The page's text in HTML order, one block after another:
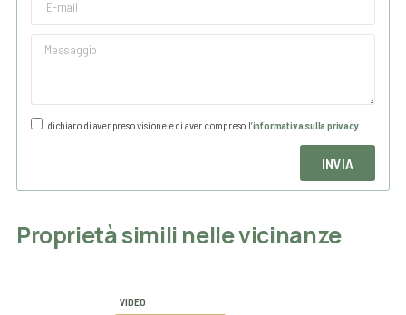
piano, sia come vista che come tranquillità abitativa in
quanto al di sopra vi è il tetto.
dichiaro di aver preso visione e di aver compreso l’informativa sulla privacy
INVIA
Proprietà simili nelle vicinanze
VIDEO